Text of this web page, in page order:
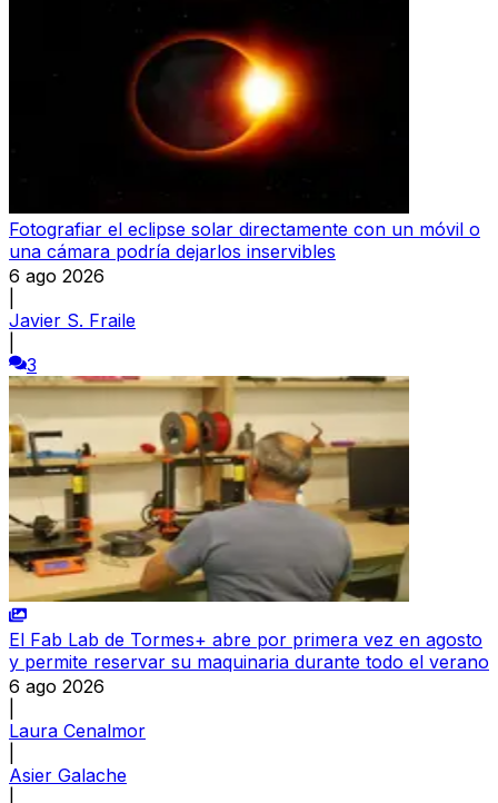
Fotografiar el eclipse solar directamente con un móvil o
una cámara podría dejarlos inservibles
6 ago 2026
Javier S. Fraile
3
El Fab Lab de Tormes+ abre por primera vez en agosto
y permite reservar su maquinaria durante todo el verano
6 ago 2026
Laura Cenalmor
Asier Galache